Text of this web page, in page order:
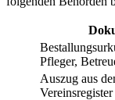
Pfleger,
Auszug aus
Vereinsregister